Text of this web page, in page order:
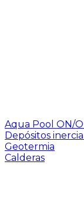
Aqua Pool ON/
Depósitos
Geotermia
Calderas